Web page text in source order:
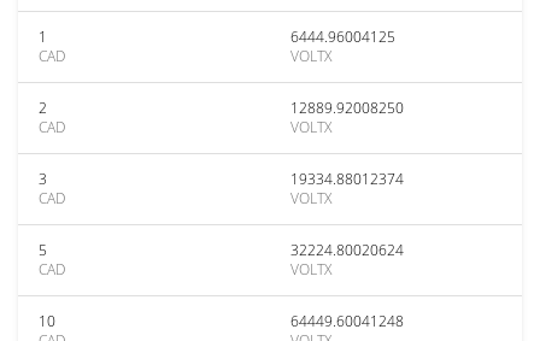
1
CAD
6444.96004125
VOLTX
2
CAD
12889.92008250
VOLTX
3
CAD
19334.88012374
VOLTX
5
CAD
32224.80020624
VOLTX
10
64449.60041248